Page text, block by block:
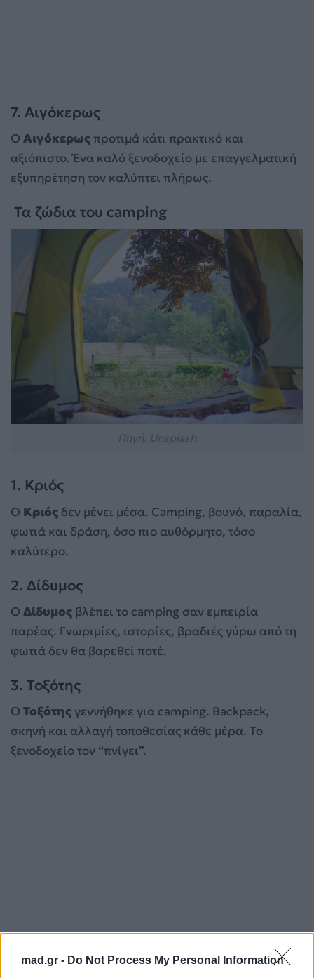
mad.gr - Do Not Process My Personal Information
7. Αιγόκερως
Ο Αιγόκερως προτιμά κάτι πρακτικό και
αξιόπιστο. Ένα καλό ξενοδοχείο με επαγγελματική
εξυπηρέτηση τον καλύπτει πλήρως.
Τα ζώδια του camping
1. Κριός
Ο Κριός δεν μένει μέσα. Camping, βουνό, παραλία,
φωτιά και δράση, όσο πιο αυθόρμητο, τόσο
καλύτερο.
2. Δίδυμος
Ο Δίδυμος βλέπει το camping σαν εμπειρία
παρέας. Γνωριμίες, ιστορίες, βραδιές γύρω από τη
φωτιά δεν θα βαρεθεί ποτέ.
3. Τοξότης
Ο Τοξότης γεννήθηκε για camping. Backpack,
σκηνή και αλλαγή τοποθεσίας κάθε μέρα. Το
ξενοδοχείο τον “πνίγει”.